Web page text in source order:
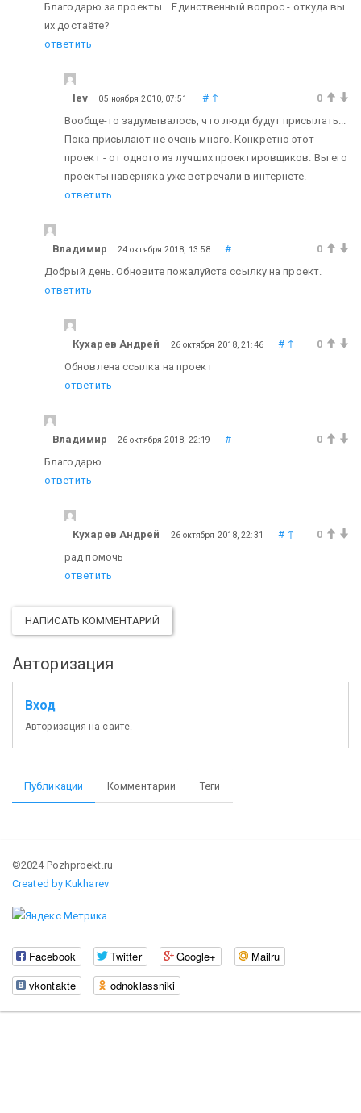
Благодарю за проекты... Единственный вопрос - откуда вы
их достаёте?
ответить
lev 05 ноября 2010, 07:51 # ↑
0
Вообще-то задумывалось, что люди будут присылать...
Пока присылают не очень много. Конкретно этот
проект - от одного из лучших проектировщиков. Вы его
проекты наверняка уже встречали в интернете.
ответить
Владимир 24 октября 2018, 13:58 #
0
Добрый день. Обновите пожалуйста ссылку на проект.
ответить
Кухарев Андрей 26 октября 2018, 21:46 # ↑
0
Обновлена ссылка на проект
ответить
Владимир 26 октября 2018, 22:19 #
0
Благодарю
ответить
Кухарев Андрей 26 октября 2018, 22:31 # ↑
0
рад помочь
ответить
НАПИСАТЬ КОММЕНТАРИЙ
Авторизация
Вход
Авторизация на сайте.
Публикации Комментарии Теги
©2024 Pozhproekt.ru
Created by Kukharev
Facebook Twitter Google+
Mailru
vkontakte
odnoklassniki